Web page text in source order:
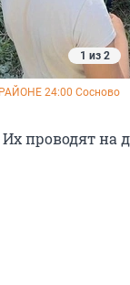
1 из 2
24:00 Сосново
проводят на